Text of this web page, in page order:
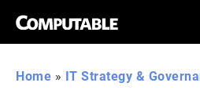
Home » IT Strategy &